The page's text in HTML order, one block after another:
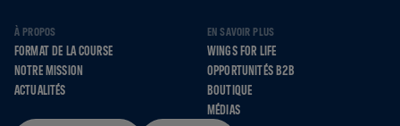
À PROPOS
FORMAT DE LA COURSE
NOTRE MISSION
ACTUALITÉS
EN SAVOIR PLUS
WINGS FOR LIFE
OPPORTUNITÉS B2B
BOUTIQUE
MÉDIAS